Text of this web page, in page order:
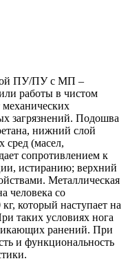
ПУ/ПУ с МП –
работы в чистом
загрязнений. Подошва
нижний слой
сред (масел,
сопротивлением к
истиранию; верхний
Металлическая
человека со
который наступает на
таких условиях нога
ранений. При
и функциональность